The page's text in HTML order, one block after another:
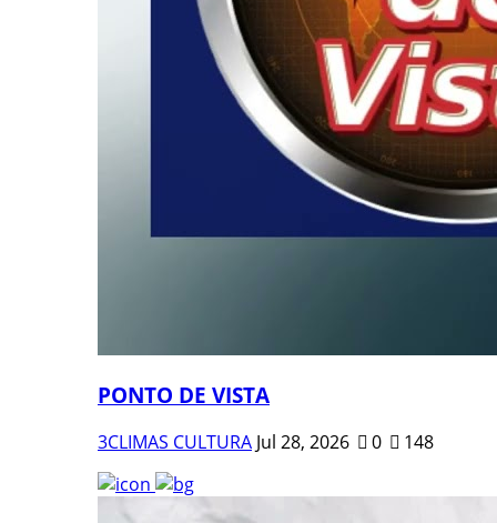
PONTO DE VISTA
3CLIMAS CULTURA Jul 28, 2026 0 148